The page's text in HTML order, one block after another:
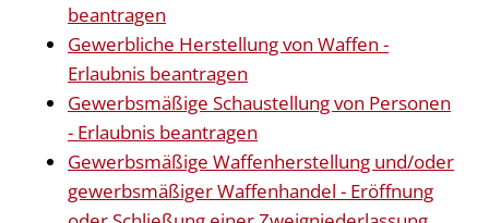
beantragen
Gewerbliche Herstellung von Waffen -
Erlaubnis beantragen
Gewerbsmäßige Schaustellung von Personen
- Erlaubnis beantragen
Gewerbsmäßige Waffenherstellung und/oder
gewerbsmäßiger Waffenhandel - Eröffnung